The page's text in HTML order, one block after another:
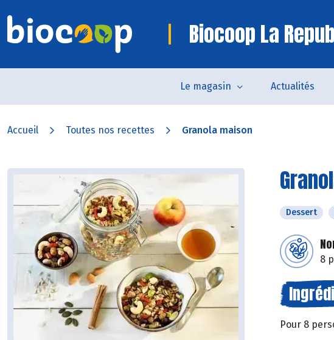
Biocoop La
Le magasin Actualités
Accueil Toutes nos recettes Granola maison
Dessert
8
Pour 8